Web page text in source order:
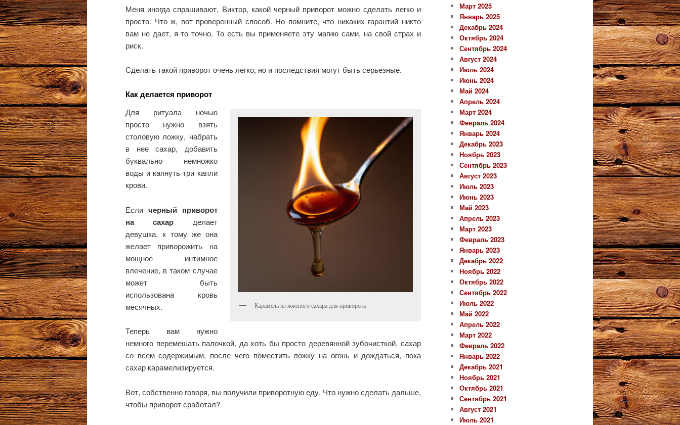
Меня иногда спрашивают, Виктор, какой черный приворот можно сделать легко и
просто. Что ж, вот проверенный способ. Но помните, что никаких гарантий никто
вам не дает, я-то точно. То есть вы применяете эту магию сами, на свой страх и
риск.
Сделать такой приворот очень легко, но и последствия могут быть серьезные.
Как делается приворот
Карамель из жженого сахара для приворота
Для ритуала ночью
просто нужно взять
столовую ложку, набрать
в нее сахар, добавить
буквально немножко
воды и капнуть три капли
крови.
Если черный приворот
на сахар делает
девушка, к тому же она
желает приворожить на
мощное интимное
влечение, в таком случае
может быть
использована кровь
месячных.
Теперь вам нужно
немного перемешать палочкой, да хоть бы просто деревянной зубочисткой, сахар
со всем содержимым, после чего поместить ложку на огонь и дождаться, пока
сахар карамелизируется.
Вот, собственно говоря, вы получили приворотную еду. Что нужно сделать дальше,
чтобы приворот сработал?
Март 2025
Январь 2025
Декабрь 2024
Октябрь 2024
Сентябрь 2024
Август 2024
Июль 2024
Июнь 2024
Май 2024
Апрель 2024
Март 2024
Февраль 2024
Январь 2024
Декабрь 2023
Ноябрь 2023
Сентябрь 2023
Август 2023
Июль 2023
Июнь 2023
Май 2023
Апрель 2023
Март 2023
Февраль 2023
Январь 2023
Декабрь 2022
Ноябрь 2022
Октябрь 2022
Сентябрь 2022
Июль 2022
Май 2022
Апрель 2022
Март 2022
Февраль 2022
Январь 2022
Декабрь 2021
Ноябрь 2021
Октябрь 2021
Сентябрь 2021
Август 2021
Июль 2021